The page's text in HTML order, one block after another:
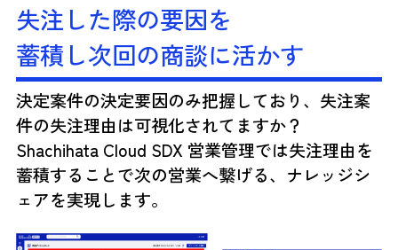
失注した際の要因を
蓄積し次回の商談に活かす
決定案件の決定要因のみ把握しており、失注案
件の失注理由は可視化されてますか？
Shachihata Cloud SDX 営業管理では失注理由を
蓄積することで次の営業へ繋げる、ナレッジシ
ェアを実現します。